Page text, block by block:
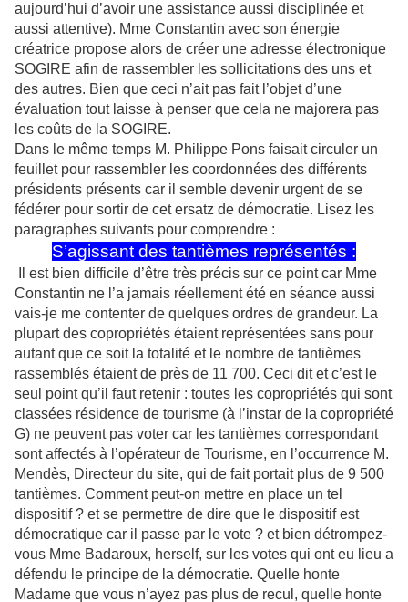
aujourd’hui d’avoir une assistance aussi disciplinée et
aussi attentive). Mme Constantin avec son énergie
créatrice propose alors de créer une adresse électronique
SOGIRE afin de rassembler les sollicitations des uns et
des autres. Bien que ceci n’ait pas fait l’objet d’une
évaluation tout laisse à penser que cela ne majorera pas
les coûts de la SOGIRE.
Dans le même temps M. Philippe Pons faisait circuler un
feuillet pour rassembler les coordonnées des différents
présidents présents car il semble devenir urgent de se
fédérer pour sortir de cet ersatz de démocratie. Lisez les
paragraphes suivants pour comprendre :
S’agissant des tantièmes représentés :
Il est bien difficile d’être très précis sur ce point car Mme
Constantin ne l’a jamais réellement été en séance aussi
vais-je me contenter de quelques ordres de grandeur. La
plupart des copropriétés étaient représentées sans pour
autant que ce soit la totalité et le nombre de tantièmes
rassemblés étaient de près de 11 700. Ceci dit et c’est le
seul point qu’il faut retenir : toutes les copropriétés qui sont
classées résidence de tourisme (à l’instar de la copropriété
G) ne peuvent pas voter car les tantièmes correspondant
sont affectés à l’opérateur de Tourisme, en l’occurrence M.
Mendès, Directeur du site, qui de fait portait plus de 9 500
tantièmes. Comment peut-on mettre en place un tel
dispositif ? et se permettre de dire que le dispositif est
démocratique car il passe par le vote ? et bien détrompez-
vous Mme Badaroux, herself, sur les votes qui ont eu lieu a
défendu le principe de la démocratie. Quelle honte
Madame que vous n’ayez pas plus de recul, quelle honte